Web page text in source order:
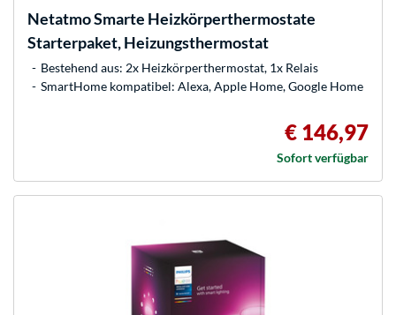
NetatmoSmarte Heizkörperthermostate
Starterpaket, Heizungsthermostat
Bestehend aus: 2x Heizkörperthermostat, 1x Relais
SmartHome kompatibel: Alexa, Apple Home, Google Home
€ 146,97
Sofort verfügbar